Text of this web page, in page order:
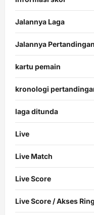
Jalannya Laga
Jalannya Pertandingan
kartu pemain
kronologi
laga ditunda
Live
Live Match
Live Score
Live Score / Akses